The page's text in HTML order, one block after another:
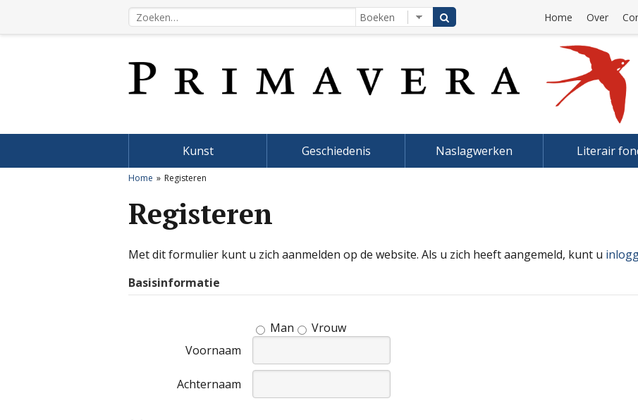
Home Over
Kunst Geschiedenis Naslagwerken Literair
Home Registeren
Registeren
Met dit formulier kunt u zich aanmelden op de website. Als u zich heeft aangemeld, kunt u
Basisinformatie
Man
Vrouw
Voornaam
Achternaam